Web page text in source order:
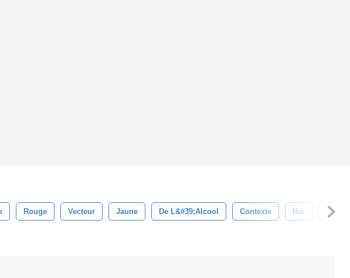
Rouge Vecteur Jaune De L&#39;alcool Contexte Bar Café